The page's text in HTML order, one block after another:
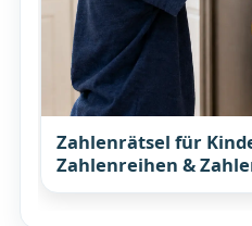
Zahlenrätsel für
Zahlenreihen &